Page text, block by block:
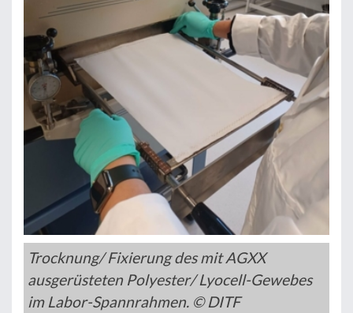
Trocknung/ Fixierung des mit AGXX
ausgerüsteten Polyester/ Lyocell-Gewebes
im Labor-Spannrahmen. © DITF